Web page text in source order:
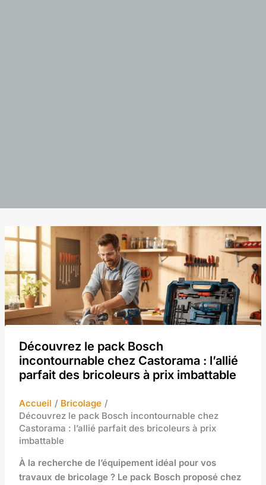
Découvrez le pack Bosch
incontournable chez Castorama : l’allié
parfait des bricoleurs à prix imbattable
Accueil
Bricolage
Découvrez le pack Bosch incontournable chez
Castorama : l’allié parfait des bricoleurs à prix
imbattable
À la recherche de l’équipement idéal pour vos
travaux de bricolage ? Le pack Bosch proposé chez